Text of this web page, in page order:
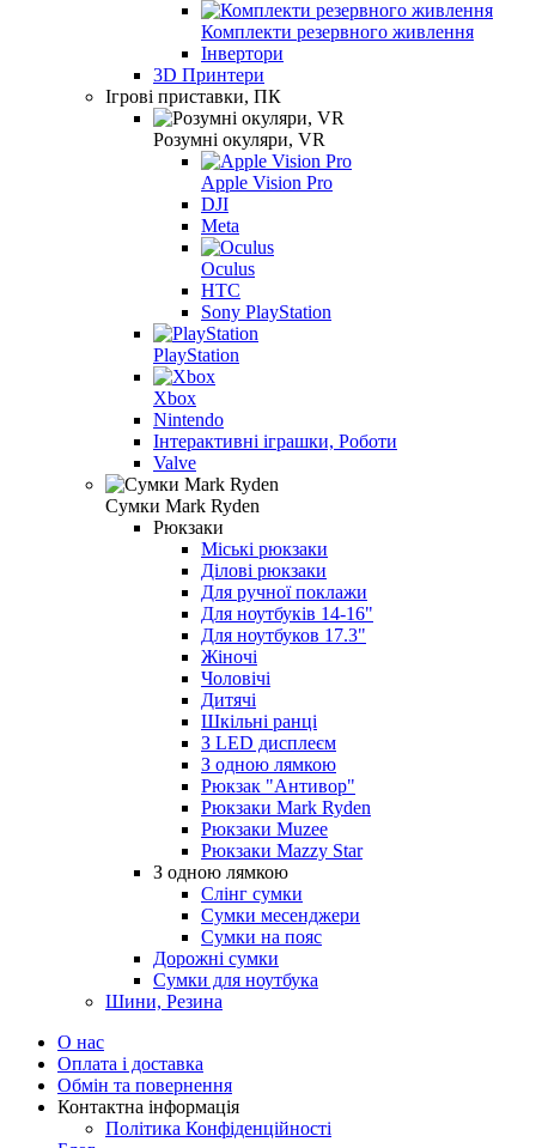
Комплекти резервного живлення
Інвертори
3D Принтери
Ігрові приставки, ПК
Розумні окуляри, VR
Apple Vision Pro
DJI
Meta
Oculus
HTC
Sony PlayStation
PlayStation
Xbox
Nintendo
Інтерактивні іграшки, Роботи
Valve
Сумки Mark Ryden
Рюкзаки
Міські рюкзаки
Ділові рюкзаки
Для ручної поклажи
Для ноутбуків 14-16"
Для ноутбуков 17.3"
Жіночі
Чоловічі
Дитячі
Шкільні ранці
З LED дисплеєм
З одною лямкою
Рюкзак "Антивор"
Рюкзаки Mark Ryden
Рюкзаки Muzee
Рюкзаки Mazzy Star
З одною лямкою
Слінг сумки
Сумки месенджери
Сумки на пояс
Дорожні сумки
Сумки для ноутбука
Шини, Резина
О нас
Оплата і доставка
Обмін та повернення
Контактна інформація
Політика Конфіденційності